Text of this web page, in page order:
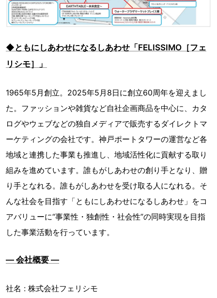
◆ともにしあわせになるしあわせ「FELISSIMO［フェ
リシモ］」
1965年5月創立。2025年5月8日に創立60周年を迎えまし
た。ファッションや雑貨など自社企画商品を中心に、カタ
ログやウェブなどの独自メディアで販売するダイレクトマ
ーケティングの会社です。神戸ポートタワーの運営など各
地域と連携した事業も推進し、地域活性化に貢献する取り
組みを進めています。誰もがしあわせの創り手となり、贈
り手となれる。誰もがしあわせを受け取る人になれる。そ
んな社会を目指す「ともにしあわせになるしあわせ」をコ
アバリューに“事業性・独創性・社会性”の同時実現を目指
した事業活動を行っています。
― 会社概要 ―
社名 : 株式会社フェリシモ